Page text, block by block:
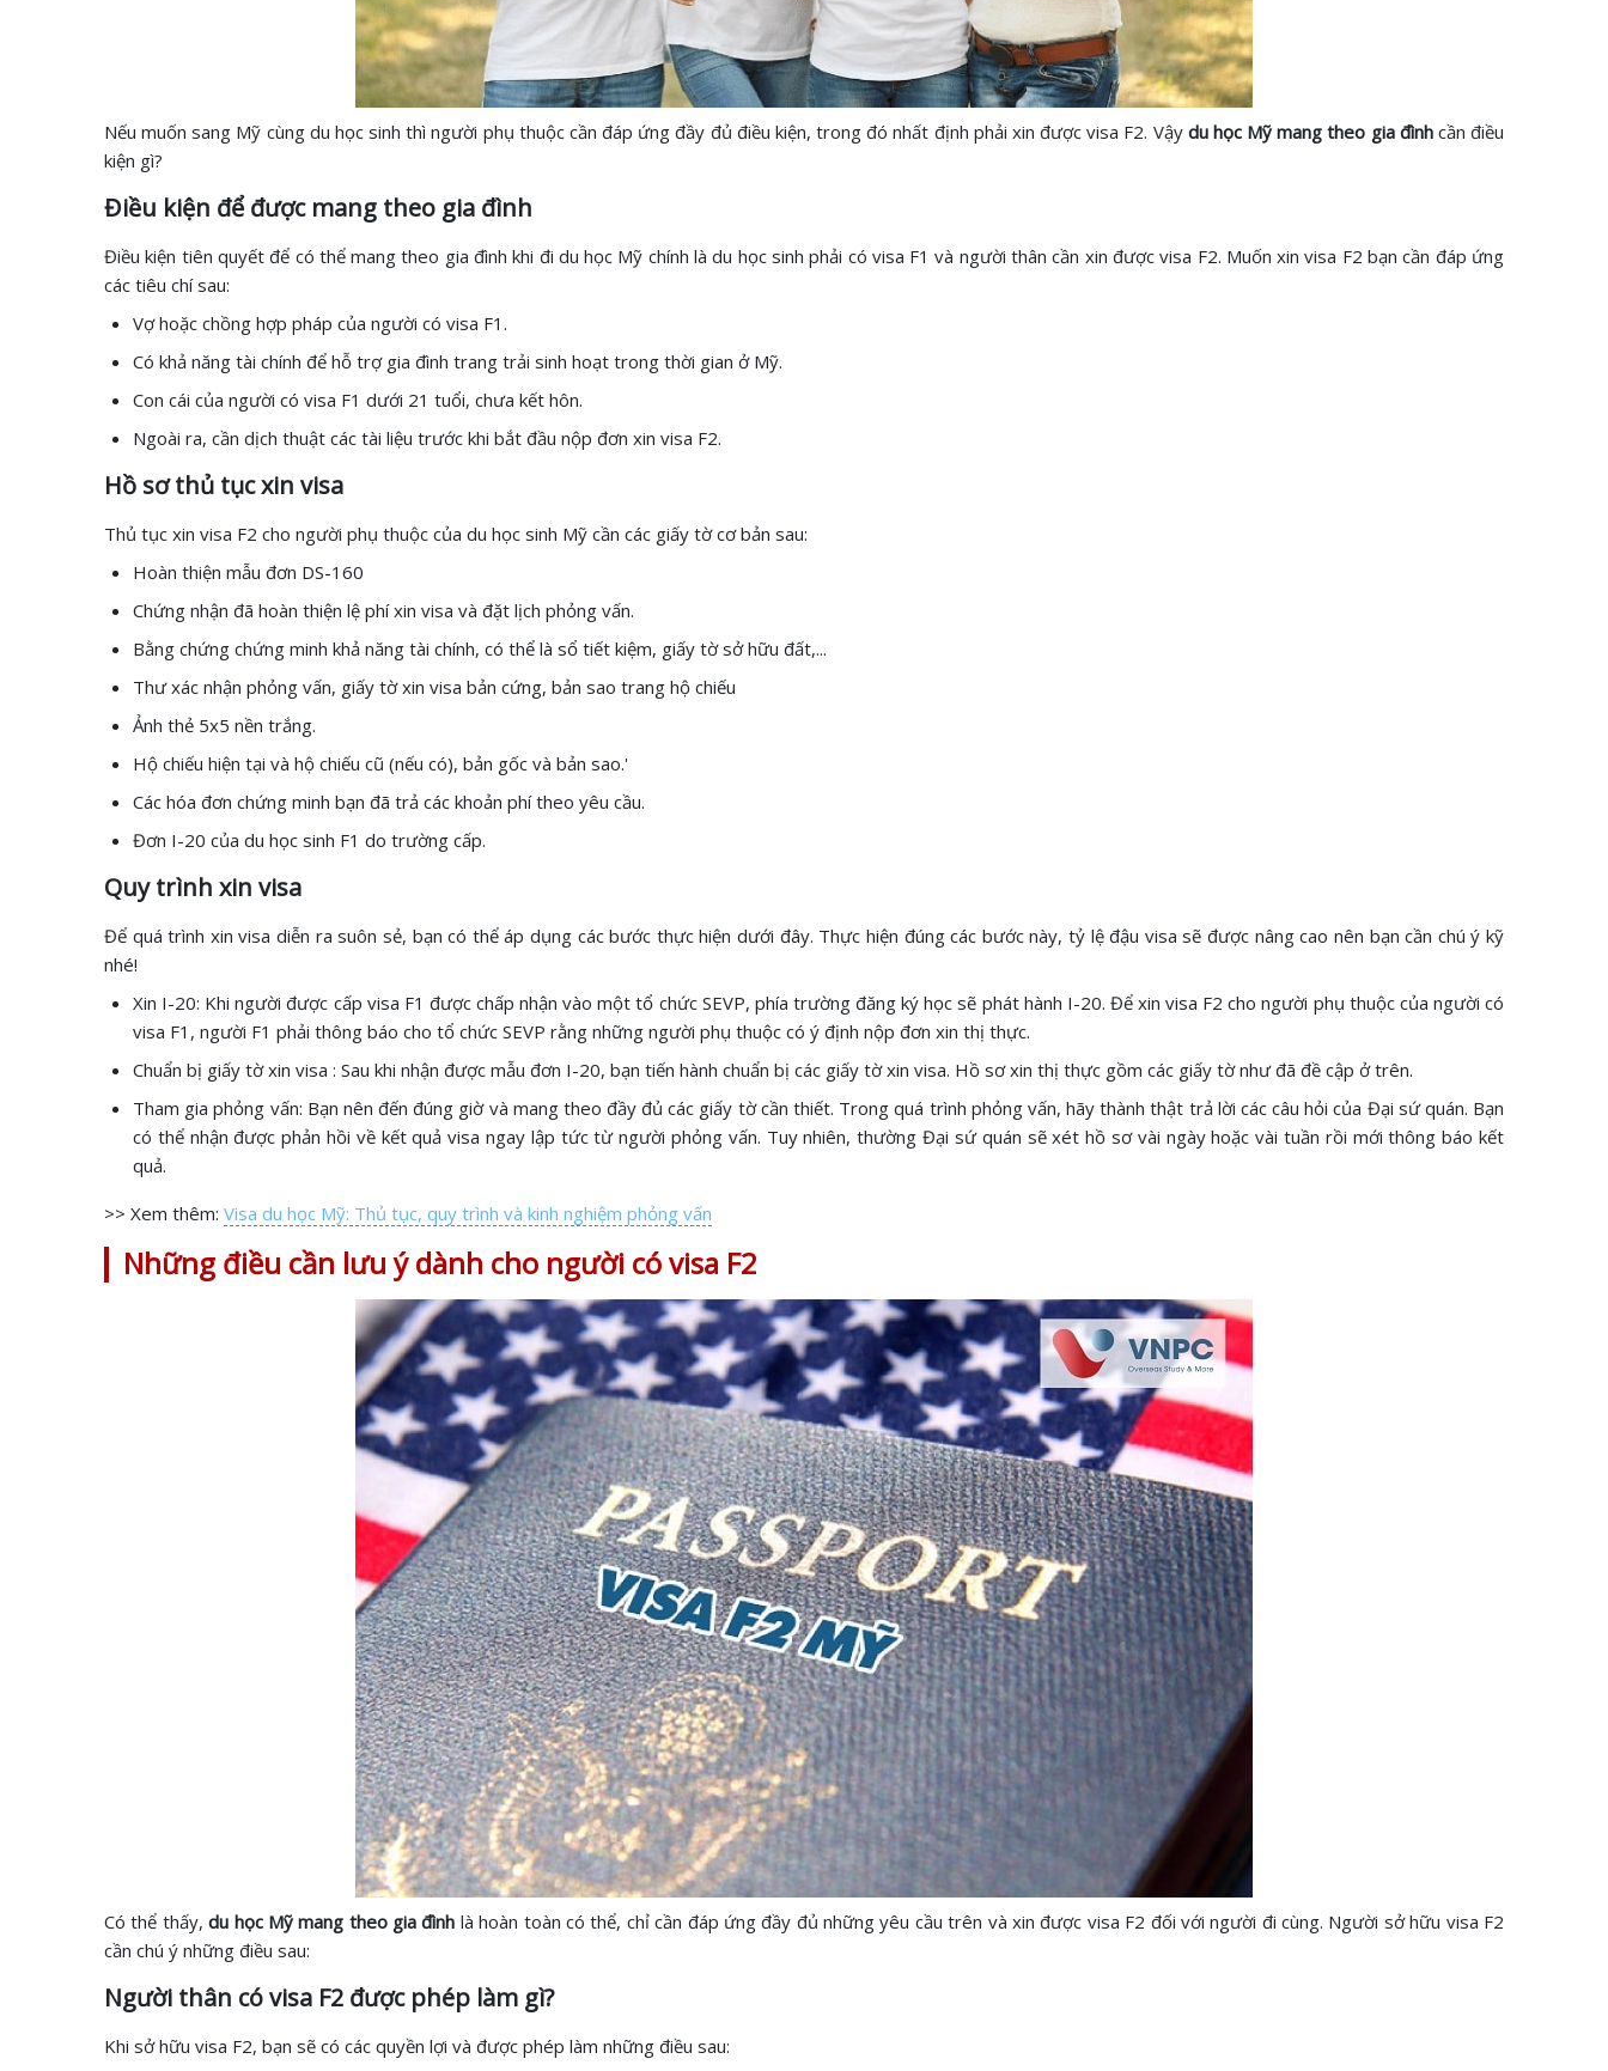
Nếu muốn sang Mỹ cùng du học sinh thì người phụ thuộc cần đáp ứng đầy đủ điều kiện, trong đó nhất định phải xin được visa F2. Vậy du học Mỹ mang theo gia đìnhcần điều
kiện gì?
Điều kiện để được mang theo gia đình
Điều kiện tiên quyết để có thể mang theo gia đình khi đi du học Mỹ chính là du học sinh phải có visa F1 và người thân cần xin được visa F2. Muốn xin visa F2 bạn cần đáp ứng
các tiêu chí sau:
Vợ hoặc chồng hợp pháp của người có visa F1.
Có khả năng tài chính để hỗ trợ gia đình trang trải sinh hoạt trong thời gian ở Mỹ.
Con cái của người có visa F1 dưới 21 tuổi, chưa kết hôn.
Ngoài ra, cần dịch thuật các tài liệu trước khi bắt đầu nộp đơn xin visa F2.
Hồ sơ thủ tục xin visa
Thủ tục xin visa F2 cho người phụ thuộc của du học sinh Mỹ cần các giấy tờ cơ bản sau:
Hoàn thiện mẫu đơn DS-160
Chứng nhận đã hoàn thiện lệ phí xin visa và đặt lịch phỏng vấn.
Bằng chứng chứng minh khả năng tài chính, có thể là sổ tiết kiệm, giấy tờ sở hữu đất,...
Thư xác nhận phỏng vấn, giấy tờ xin visa bản cứng, bản sao trang hộ chiếu
Ảnh thẻ 5x5 nền trắng.
Hộ chiếu hiện tại và hộ chiếu cũ (nếu có), bản gốc và bản sao.'
Các hóa đơn chứng minh bạn đã trả các khoản phí theo yêu cầu.
Đơn I-20 của du học sinh F1 do trường cấp.
Quy trình xin visa
Để quá trình xin visa diễn ra suôn sẻ, bạn có thể áp dụng các bước thực hiện dưới đây. Thực hiện đúng các bước này, tỷ lệ đậu visa sẽ được nâng cao nên bạn cần chú ý kỹ
nhé!
Xin I-20: Khi người được cấp visa F1 được chấp nhận vào một tổ chức SEVP, phía trường đăng ký học sẽ phát hành I-20. Để xin visa F2 cho người phụ thuộc của người có
visa F1, người F1 phải thông báo cho tổ chức SEVP rằng những người phụ thuộc có ý định nộp đơn xin thị thực.
Chuẩn bị giấy tờ xin visa : Sau khi nhận được mẫu đơn I-20, bạn tiến hành chuẩn bị các giấy tờ xin visa. Hồ sơ xin thị thực gồm các giấy tờ như đã đề cập ở trên.
Tham gia phỏng vấn: Bạn nên đến đúng giờ và mang theo đầy đủ các giấy tờ cần thiết. Trong quá trình phỏng vấn, hãy thành thật trả lời các câu hỏi của Đại sứ quán. Bạn
có thể nhận được phản hồi về kết quả visa ngay lập tức từ người phỏng vấn. Tuy nhiên, thường Đại sứ quán sẽ xét hồ sơ vài ngày hoặc vài tuần rồi mới thông báo kết
quả.
>> Xem thêm: Visa du học Mỹ: Thủ tục, quy trình và kinh nghiệm phỏng vấn
Những điều cần lưu ý dành cho người có visa F2
Có thể thấy,du học Mỹ mang theo gia đình là hoàn toàn có thể, chỉ cần đáp ứng đầy đủ những yêu cầu trên và xin được visa F2 đối với người đi cùng. Người sở hữu visa F2
cần chú ý những điều sau:
Người thân có visa F2 được phép làm gì?
Khi sở hữu visa F2, bạn sẽ có các quyền lợi và được phép làm những điều sau: